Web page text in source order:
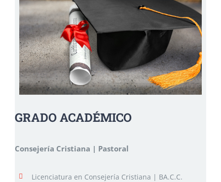
GRADO ACADÉMICO
Consejería Cristiana | Pastoral
Licenciatura en Consejería Cristiana | BA.C.C.